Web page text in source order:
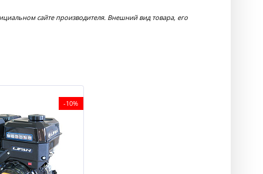
сайте производителя. Внешний вид товара, его
-10%